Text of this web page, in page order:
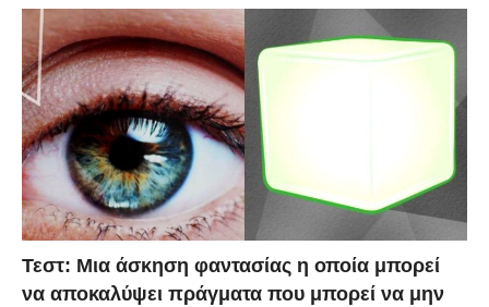
Τεστ: Μια άσκηση φαντασίας η οποία μπορεί
να αποκαλύψει πράγματα που μπορεί να μην